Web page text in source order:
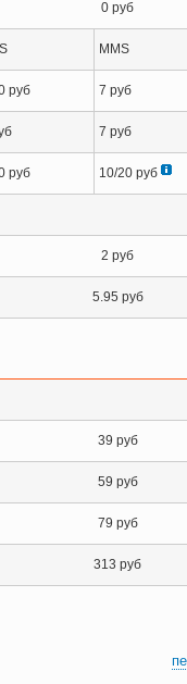
0 руб
MMS
руб 7 руб
7 руб
руб 10/20 руб
2 руб
5.95 руб
39 руб
59 руб
79 руб
313 руб